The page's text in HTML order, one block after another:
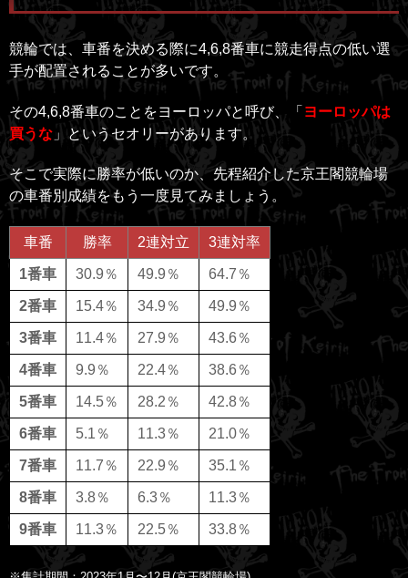
競輪では、車番を決める際に4,6,8番車に競走得点の低い選
手が配置されることが多いです。
その4,6,8番車のことをヨーロッパと呼び、「 ヨーロッパは
買うな 」というセオリーがあります。
そこで実際に勝率が低いのか、先程紹介した京王閣競輪場
の車番別成績をもう一度見てみましょう。
車番 勝率 2連対立 3連対率
1番車 30.9％ 49.9％ 64.7％
2番車 15.4％ 34.9％ 49.9％
3番車 11.4％ 27.9％ 43.6％
4番車 9.9％ 22.4％ 38.6％
5番車 14.5％ 28.2％ 42.8％
6番車 5.1％ 11.3％ 21.0％
7番車 11.7％ 22.9％ 35.1％
8番車 3.8％ 6.3％ 11.3％
9番車 11.3％ 22.5％ 33.8％